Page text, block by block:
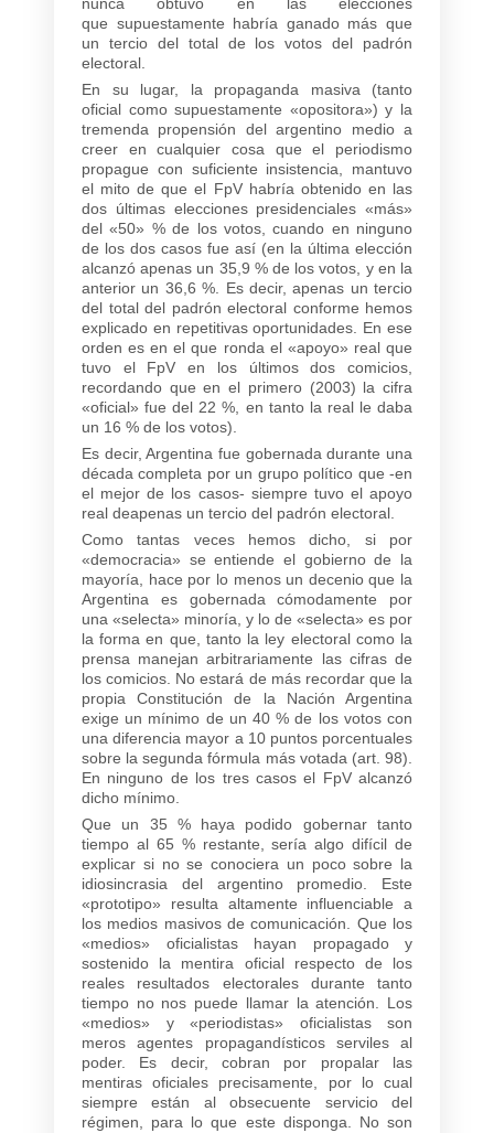
que supuestamente habría ganado más que
un tercio del total de los votos del padrón
electoral.
En su lugar, la propaganda masiva (tanto
oficial como supuestamente «opositora») y la
tremenda propensión del argentino medio a
creer en cualquier cosa que el periodismo
propague con suficiente insistencia, mantuvo
el mito de que el FpV habría obtenido en las
dos últimas elecciones presidenciales «más»
del «50» % de los votos, cuando en ninguno
de los dos casos fue así (en la última elección
alcanzó apenas un 35,9 % de los votos, y en la
anterior un 36,6 %. Es decir, apenas un tercio
del total del padrón electoral conforme hemos
explicado en repetitivas oportunidades. En ese
orden es en el que ronda el «apoyo» real que
tuvo el FpV en los últimos dos comicios,
recordando que en el primero (2003) la cifra
«oficial» fue del 22 %, en tanto la real le daba
un 16 % de los votos).
Es decir, Argentina fue gobernada durante una
década completa por un grupo político que -en
el mejor de los casos- siempre tuvo el apoyo
real deapenas un tercio del padrón electoral.
Como tantas veces hemos dicho, si por
«democracia» se entiende el gobierno de la
mayoría, hace por lo menos un decenio que la
Argentina es gobernada cómodamente por
una «selecta» minoría, y lo de «selecta» es por
la forma en que, tanto la ley electoral como la
prensa manejan arbitrariamente las cifras de
los comicios. No estará de más recordar que la
propia Constitución de la Nación Argentina
exige un mínimo de un 40 % de los votos con
una diferencia mayor a 10 puntos porcentuales
sobre la segunda fórmula más votada (art. 98).
En ninguno de los tres casos el FpV alcanzó
dicho mínimo.
Que un 35 % haya podido gobernar tanto
tiempo al 65 % restante, sería algo difícil de
explicar si no se conociera un poco sobre la
idiosincrasia del argentino promedio. Este
«prototipo» resulta altamente influenciable a
los medios masivos de comunicación. Que los
«medios» oficialistas hayan propagado y
sostenido la mentira oficial respecto de los
reales resultados electorales durante tanto
tiempo no nos puede llamar la atención. Los
«medios» y «periodistas» oficialistas son
meros agentes propagandísticos serviles al
poder. Es decir, cobran por propalar las
mentiras oficiales precisamente, por lo cual
siempre están al obsecuente servicio del
régimen, para lo que este disponga. No son